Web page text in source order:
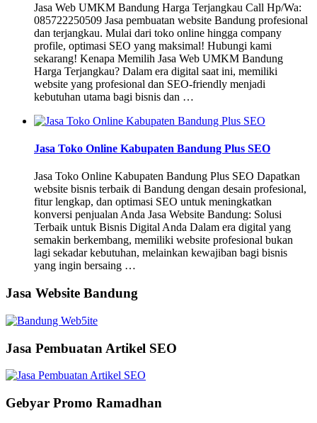
Jasa Web UMKM Bandung Harga Terjangkau Call Hp/Wa:
085722250509 Jasa pembuatan website Bandung profesional
dan terjangkau. Mulai dari toko online hingga company
profile, optimasi SEO yang maksimal! Hubungi kami
sekarang! Kenapa Memilih Jasa Web UMKM Bandung
Harga Terjangkau? Dalam era digital saat ini, memiliki
website yang profesional dan SEO-friendly menjadi
kebutuhan utama bagi bisnis dan …
Jasa Toko Online Kabupaten Bandung Plus SEO
Jasa Toko Online Kabupaten Bandung Plus SEO Dapatkan
website bisnis terbaik di Bandung dengan desain profesional,
fitur lengkap, dan optimasi SEO untuk meningkatkan
konversi penjualan Anda Jasa Website Bandung: Solusi
Terbaik untuk Bisnis Digital Anda Dalam era digital yang
semakin berkembang, memiliki website profesional bukan
lagi sekadar kebutuhan, melainkan kewajiban bagi bisnis
yang ingin bersaing …
Jasa Website Bandung
Jasa Pembuatan Artikel SEO
Gebyar Promo Ramadhan